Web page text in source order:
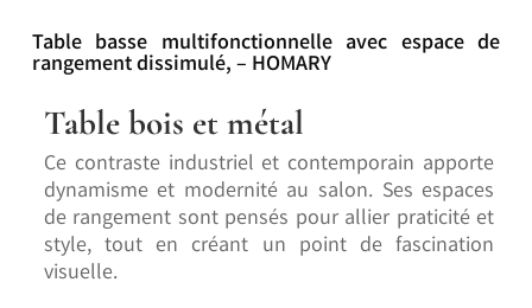
Table basse multifonctionnelle avec espace de
rangement dissimulé, – HOMARY
Table bois et métal
Ce contraste industriel et contemporain apporte
dynamisme et modernité au salon. Ses espaces
de rangement sont pensés pour allier praticité et
style, tout en créant un point de fascination
visuelle.